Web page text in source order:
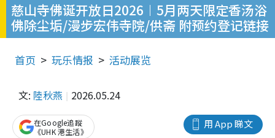
慈山寺佛诞开放日2026︱5月两天限定香汤浴
佛除尘垢/漫步宏伟寺院/供斋 附预约登记链接
首页 玩乐情报 活动展览
文: 陸秋燕 2026.05.24
用 App 睇文
在Google追蹤
《UHK 港生活》